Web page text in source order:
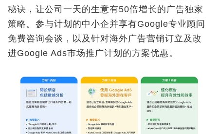
秘诀，让公司一天的生意有50倍增长的广告独家
策略。参与计划的中小企并享有Google专业顾问
免费咨询会谈，以及针对海外广告营销订立及改
进Google Ads市场推广计划的方案优惠。